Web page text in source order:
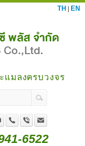
TH EN
แมลงครบวงจร
6522